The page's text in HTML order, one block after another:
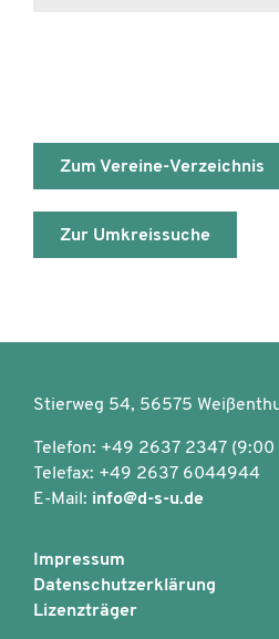
Zum Vereine-Verzeichnis
Zur Umkreissuche
Stierweg 54, 56575
Telefon: +49 2637 2347 (9:00
Telefax: +49 2637 6044944
E-Mail: info@d-s-u.de
Impressum
Datenschutzerklärung
Lizenzträger